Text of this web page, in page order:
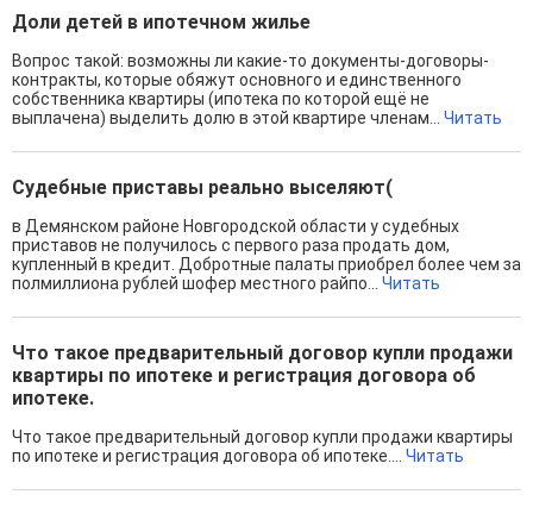
Доли детей в ипотечном жилье
Вопрос такой: возможны ли какие-то документы-договоры-
контракты, которые обяжут основного и единственного
собственника квартиры (ипотека по которой ещё не
выплачена) выделить долю в этой квартире членам... Читать
Судебные приставы реально выселяют(
в Демянском районе Новгородской области у судебных
приставов не получилось с первого раза продать дом,
купленный в кредит. Добротные палаты приобрел более чем за
полмиллиона рублей шофер местного райпо... Читать
Что такое предварительный договор купли продажи
квартиры по ипотеке и регистрация договора об
ипотеке.
Что такое предварительный договор купли продажи квартиры
по ипотеке и регистрация договора об ипотеке.... Читать